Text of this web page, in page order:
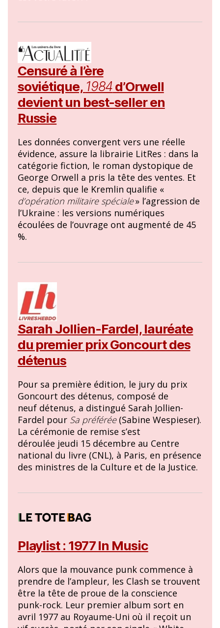
Censuré à l’ère
soviétique, 1984d’Orwell
devient un best-seller en
Russie
Les données convergent vers une réelle
évidence, assure la librairie LitRes : dans la
catégorie fiction, le roman dystopique de
George Orwell a pris la tête des ventes. Et
ce, depuis que le Kremlin qualifie «
d’opération militaire spéciale» l’agression de
l’Ukraine : les versions numériques
écoulées de l’ouvrage ont augmenté de 45
%.
Sarah Jollien-Fardel, lauréate
du premier prix Goncourt des
détenus
Pour sa première édition, le jury du prix
Goncourt des détenus, composé de
neuf détenus, a distingué Sarah Jollien-
Fardel pour Sa préférée(Sabine Wespieser).
La cérémonie de remise s’est
déroulée jeudi 15 décembre au Centre
national du livre (CNL), à Paris, en présence
des ministres de la Culture et de la Justice.
Playlist : 1977 In Music
Alors que la mouvance punk commence à
prendre de l’ampleur, les Clash se trouvent
être la tête de proue de la conscience
punk-rock. Leur premier album sort en
avril 1977 au Royaume-Uni où il reçoit un